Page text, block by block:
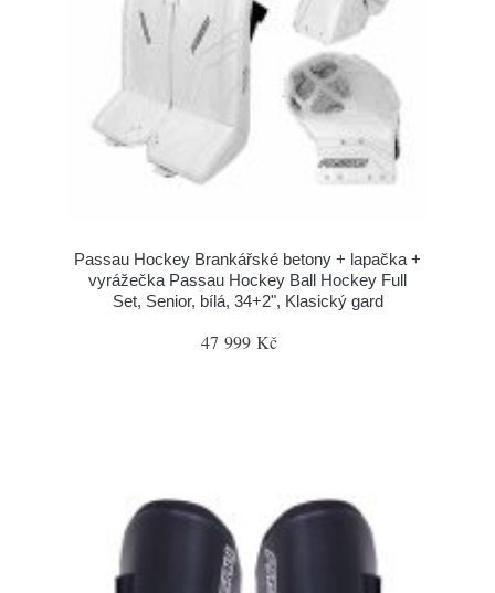
Passau Hockey Brankářské betony + lapačka +
vyrážečka Passau Hockey Ball Hockey Full
Set, Senior, bílá, 34+2", Klasický gard
47 999 Kč